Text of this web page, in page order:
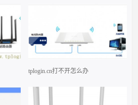
tplogin.cn打不开怎么办